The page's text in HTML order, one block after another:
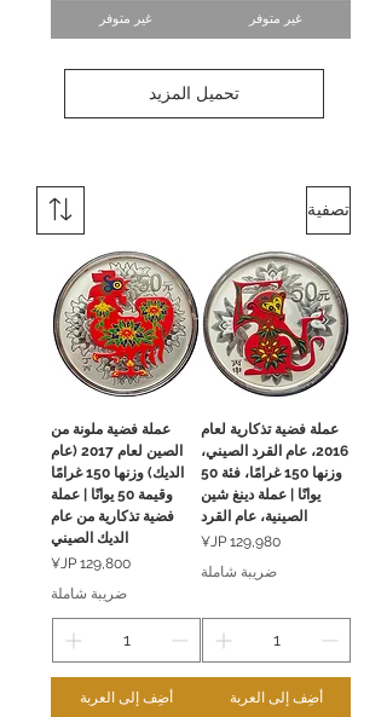
غير متوفر غير متوفر
تحميل المزيد
تصفية
عملة فضية تذكارية لعام
2016، عام القرد الصيني،
وزنها 150 غرامًا، فئة 50
يوانًا | عملة دينغ شين
الصينية، عام القرد
السعر
ضريبة شاملة
أضِف إلى العربة
عملة فضية ملونة من
الصين لعام 2017 (عام
الديك) وزنها 150 غرامًا
وقيمة 50 يوانًا | عملة
فضية تذكارية من عام
الديك الصيني
السعر
ضريبة شاملة
أضِف إلى العربة